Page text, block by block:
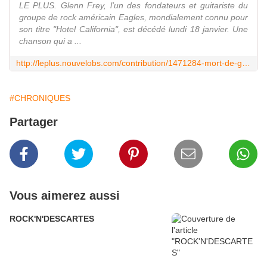
LE PLUS. Glenn Frey, l'un des fondateurs et guitariste du
groupe de rock américain Eagles, mondialement connu pour
son titre "Hotel California", est décédé lundi 18 janvier. Une
chanson qui a ...
#CHRONIQUES
Partager
Vous aimerez aussi
ROCK'N'DESCARTES